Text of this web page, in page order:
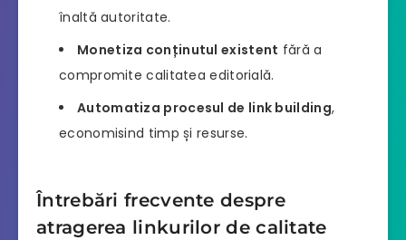
înaltă autoritate.
Monetiza conținutul existent fără a
compromite calitatea editorială.
Automatiza procesul de link building,
economisind timp și resurse.
Întrebări frecvente despre
atragerea linkurilor de calitate